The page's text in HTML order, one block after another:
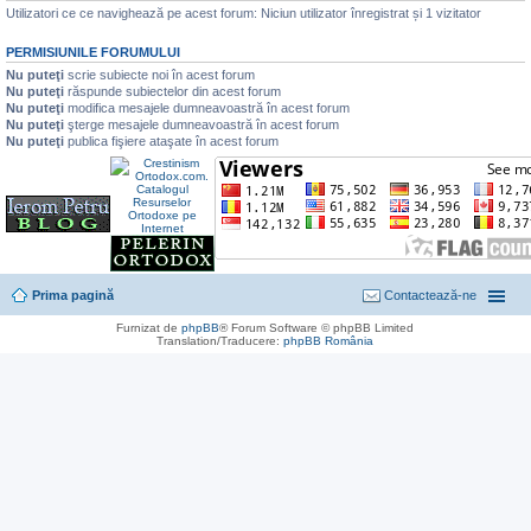
i
Utilizatori ce ce navighează pe acest forum: Niciun utilizator înregistrat și 1 vizitator
PERMISIUNILE FORUMULUI
Nu puteţi scrie subiecte noi în acest forum
Nu puteţi răspunde subiectelor din acest forum
Nu puteţi modifica mesajele dumneavoastră în acest forum
Nu puteţi şterge mesajele dumneavoastră în acest forum
Nu puteţi publica fişiere ataşate în acest forum
Prima pagină Contactează-ne
Furnizat dephpBB® Forum Software © phpBB Limited
Translation/Traducere:phpBB România